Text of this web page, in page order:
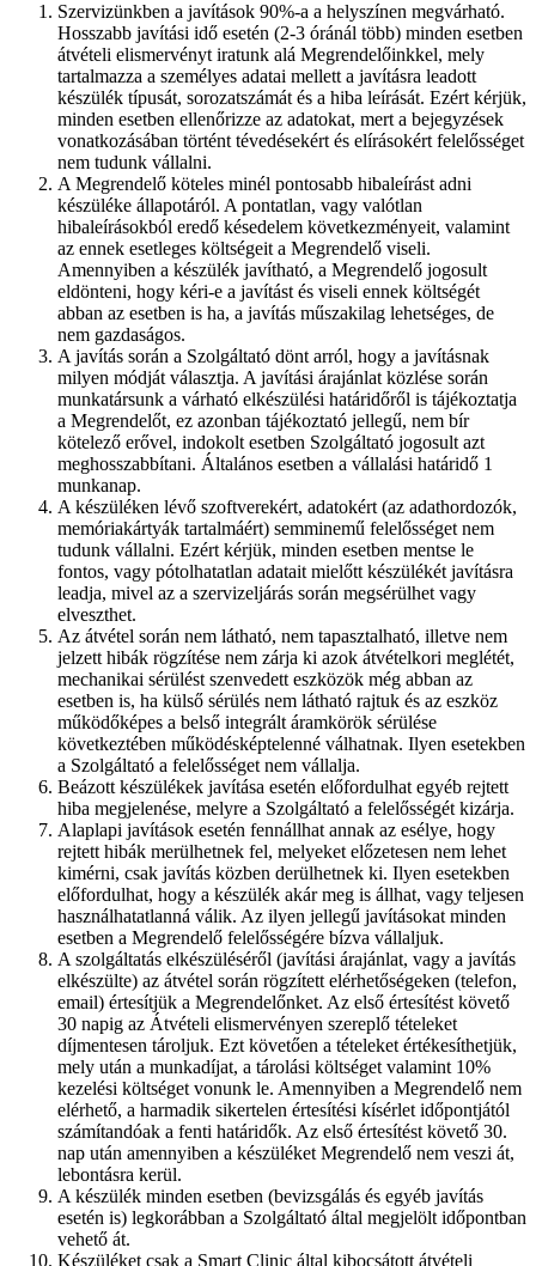
Szervizünkben a javítások 90%-a a helyszínen megvárható.
Hosszabb javítási idő esetén (2-3 óránál több) minden esetben
átvételi elismervényt iratunk alá Megrendelőinkkel, mely
tartalmazza a személyes adatai mellett a javításra leadott
készülék típusát, sorozatszámát és a hiba leírását. Ezért kérjük,
minden esetben ellenőrizze az adatokat, mert a bejegyzések
vonatkozásában történt tévedésekért és elírásokért felelősséget
nem tudunk vállalni.
A Megrendelő köteles minél pontosabb hibaleírást adni
készüléke állapotáról. A pontatlan, vagy valótlan
hibaleírásokból eredő késedelem következményeit, valamint
az ennek esetleges költségeit a Megrendelő viseli.
Amennyiben a készülék javítható, a Megrendelő jogosult
eldönteni, hogy kéri-e a javítást és viseli ennek költségét
abban az esetben is ha, a javítás műszakilag lehetséges, de
nem gazdaságos.
A javítás során a Szolgáltató dönt arról, hogy a javításnak
milyen módját választja. A javítási árajánlat közlése során
munkatársunk a várható elkészülési határidőről is tájékoztatja
a Megrendelőt, ez azonban tájékoztató jellegű, nem bír
kötelező erővel, indokolt esetben Szolgáltató jogosult azt
meghosszabbítani. Általános esetben a vállalási határidő 1
munkanap.
A készüléken lévő szoftverekért, adatokért (az adathordozók,
memóriakártyák tartalmáért) semminemű felelősséget nem
tudunk vállalni. Ezért kérjük, minden esetben mentse le
fontos, vagy pótolhatatlan adatait mielőtt készülékét javításra
leadja, mivel az a szervizeljárás során megsérülhet vagy
elveszthet.
Az átvétel során nem látható, nem tapasztalható, illetve nem
jelzett hibák rögzítése nem zárja ki azok átvételkori meglétét,
mechanikai sérülést szenvedett eszközök még abban az
esetben is, ha külső sérülés nem látható rajtuk és az eszköz
működőképes a belső integrált áramkörök sérülése
következtében működésképtelenné válhatnak. Ilyen esetekben
a Szolgáltató a felelősséget nem vállalja.
Beázott készülékek javítása esetén előfordulhat egyéb rejtett
hiba megjelenése, melyre a Szolgáltató a felelősségét kizárja.
Alaplapi javítások esetén fennállhat annak az esélye, hogy
rejtett hibák merülhetnek fel, melyeket előzetesen nem lehet
kimérni, csak javítás közben derülhetnek ki. Ilyen esetekben
előfordulhat, hogy a készülék akár meg is állhat, vagy teljesen
használhatatlanná válik. Az ilyen jellegű javításokat minden
esetben a Megrendelő felelősségére bízva vállaljuk.
A szolgáltatás elkészüléséről (javítási árajánlat, vagy a javítás
elkészülte) az átvétel során rögzített elérhetőségeken (telefon,
email) értesítjük a Megrendelőnket. Az első értesítést követő
30 napig az Átvételi elismervényen szereplő tételeket
díjmentesen tároljuk. Ezt követően a tételeket értékesíthetjük,
mely után a munkadíjat, a tárolási költséget valamint 10%
kezelési költséget vonunk le. Amennyiben a Megrendelő nem
elérhető, a harmadik sikertelen értesítési kísérlet időpontjától
számítandóak a fenti határidők. Az első értesítést követő 30.
nap után amennyiben a készüléket Megrendelő nem veszi át,
lebontásra kerül.
A készülék minden esetben (bevizsgálás és egyéb javítás
esetén is) legkorábban a Szolgáltató által megjelölt időpontban
vehető át.
Készüléket csak a Smart Clinic által kibocsátott átvételi